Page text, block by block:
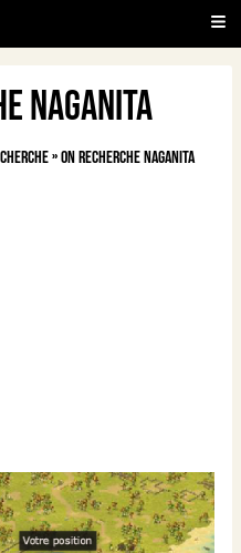
Naganita
»On recherche Naganita